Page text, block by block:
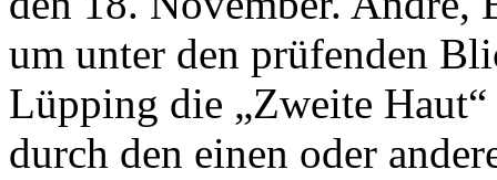
um unter den prüfenden
Lüpping die „Zweite
durch den einen oder